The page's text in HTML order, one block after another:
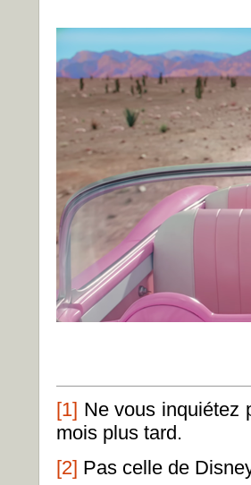
[1] Ne vous inquiétez
mois plus tard.
[2] Pas celle de